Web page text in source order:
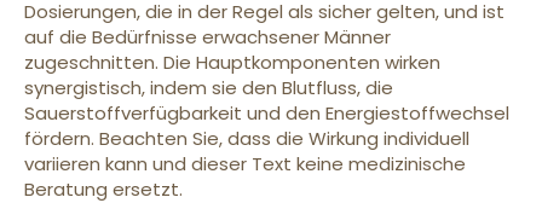
Dosierungen, die in der Regel als sicher gelten, und ist
auf die Bedürfnisse erwachsener Männer
zugeschnitten. Die Hauptkomponenten wirken
synergistisch, indem sie den Blutfluss, die
Sauerstoffverfügbarkeit und den Energiestoffwechsel
fördern. Beachten Sie, dass die Wirkung individuell
variieren kann und dieser Text keine medizinische
Beratung ersetzt.